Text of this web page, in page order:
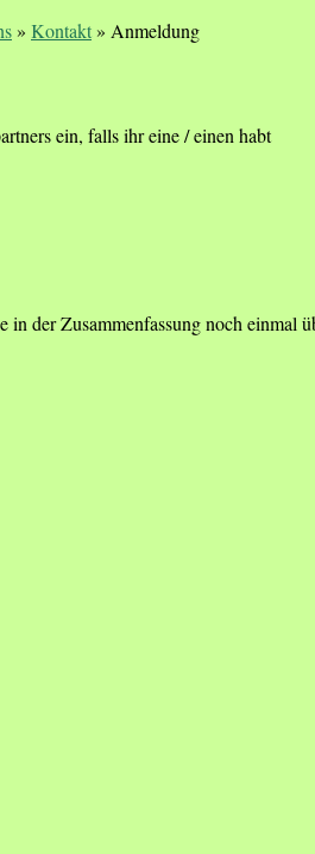
» Kontakt» Anmeldung
ein, falls ihr eine / einen habt
der Zusammenfassung noch einmal